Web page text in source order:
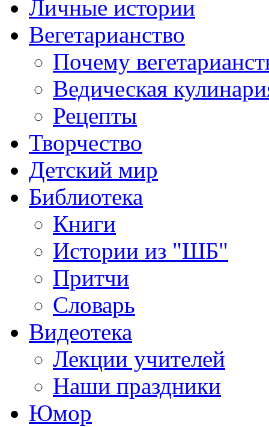
Личные истории
Вегетарианство
Почему
Ведическая
Рецепты
Творчество
Детский мир
Библиотека
Книги
Истории из "ШБ"
Притчи
Словарь
Видеотека
Лекции учителей
Наши праздники
Юмор